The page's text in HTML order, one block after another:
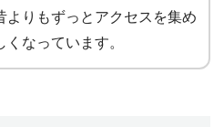
よりもずっとアクセスを集め
くなっています。